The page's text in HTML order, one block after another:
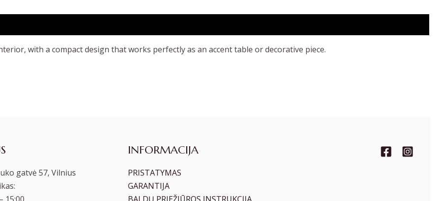
with a compact design that works perfectly as an accent table or decorative piece.
gatvė 57, Vilnius
INFORMACIJA
PRISTATYMAS
GARANTIJA